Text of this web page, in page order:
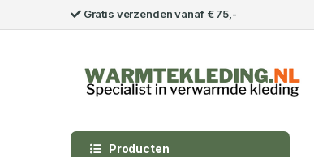
Skip to navigation
Skip to contentGratis verzenden vanaf € 75,-
Producten